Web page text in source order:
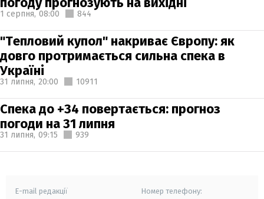
1 серпня, 08:00 844
"Тепловий купол" накриває Європу: як
довго протримається сильна спека в
Україні
31 липня, 20:00 10911
Спека до +34 повертається: прогноз
погоди на 31 липня
31 липня, 09:15 939
E-mail редакції Номер телефону: